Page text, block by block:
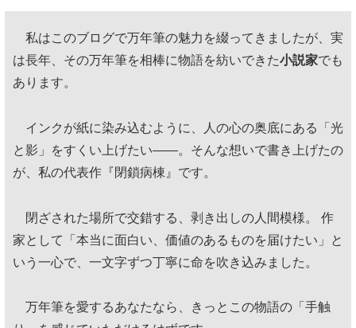
私はこのブログで万年筆の魅力を綴ってきましたが、実
は長年、その万年筆を相棒に物語を紡いできた小説家でも
あります。
インクが紙に染み込むように、人の心の奥底にある「光
と影」をすくい上げたい——。そんな想いで書き上げたの
が、私の代表作『閉鎖病棟』です。
閉ざされた場所で交錯する、剥き出しの人間模様。 作
家として「本当に面白い、価値のあるものを届けたい」と
いう一心で、一文字ずつ丁寧に命を吹き込みました。
万年筆を愛するあなたなら、きっとこの物語の「手触